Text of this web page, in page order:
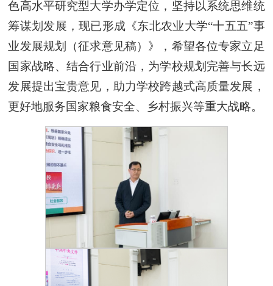
色高水平研究型大学办学定位，坚持以系统思维统
筹谋划发展，现已形成《东北农业大学“十五五”事
业发展规划（征求意见稿）》，希望各位专家立足
国家战略、结合行业前沿，为学校规划完善与长远
发展提出宝贵意见，助力学校跨越式高质量发展，
更好地服务国家粮食安全、乡村振兴等重大战略。